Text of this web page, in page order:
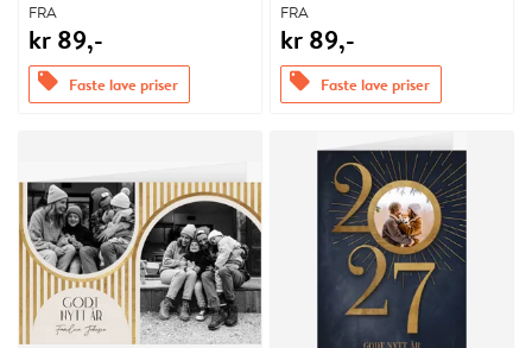
FRA
kr 89,-
offers Faste lave priser
FRA
kr 89,-
offers Faste lave priser